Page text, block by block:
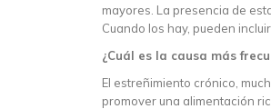
mayores. La presencia de
Cuando los hay, pueden
¿Cuál es la causa más
El estreñimiento crónico,
promover una alimentación